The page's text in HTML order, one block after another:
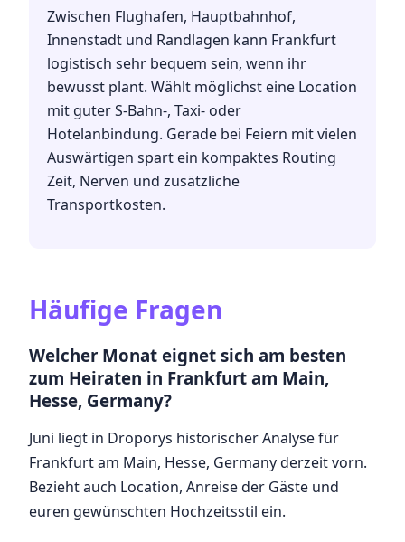
Zwischen Flughafen, Hauptbahnhof,
Innenstadt und Randlagen kann Frankfurt
logistisch sehr bequem sein, wenn ihr
bewusst plant. Wählt möglichst eine Location
mit guter S-Bahn-, Taxi- oder
Hotelanbindung. Gerade bei Feiern mit vielen
Auswärtigen spart ein kompaktes Routing
Zeit, Nerven und zusätzliche
Transportkosten.
Häufige Fragen
Welcher Monat eignet sich am besten
zum Heiraten in Frankfurt am Main,
Hesse, Germany?
Juni liegt in Droporys historischer Analyse für
Frankfurt am Main, Hesse, Germany derzeit vorn.
Bezieht auch Location, Anreise der Gäste und
euren gewünschten Hochzeitsstil ein.